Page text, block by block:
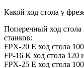
Какой ход стола у
Поперечный ход
станков:
FPX-20 E ход стола
FP-16 K ход стола 120
FPX-25 E ход стола